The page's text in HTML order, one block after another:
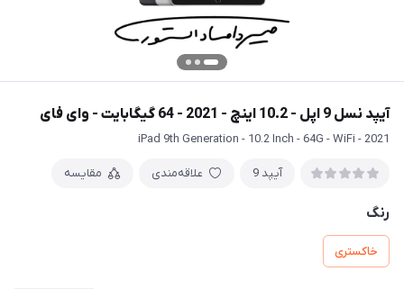
آیپد نسل 9 اپل - 10.2 اینچ - 2021 - 64 گیگابایت - وای فای
iPad 9th Generation - 10.2 Inch - 64G - WiFi - 2021
آیپد 9 علاقه‌مندی مقایسه
رنگ
خاکستری